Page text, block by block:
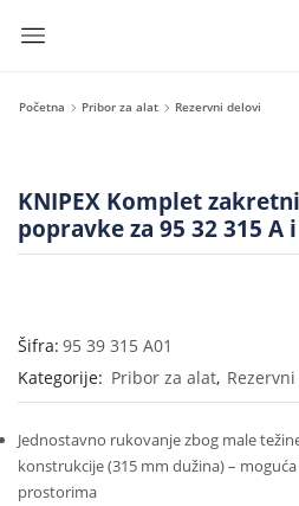
Početna Pribor za alat Rezervni delovi
KNIPEX Komplet
popravke za 95 32 315 A
Šifra: 95 39 315 A01
Kategorije: Pribor za alat,
Jednostavno rukovanje zbog male
konstrukcije (315 mm dužina) –
prostorima